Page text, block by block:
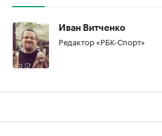
Иван Витченко
Редактор «РБК-Спорт»